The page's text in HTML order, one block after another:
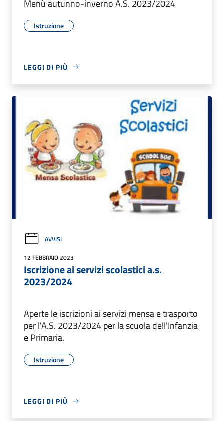
Menù autunno-inverno A.S. 2023/2024
Istruzione
LEGGI DI PIÙ
AVVISI
12 FEBBRAIO 2023
Iscrizione ai servizi scolastici a.s.
2023/2024
Aperte le iscrizioni ai servizi mensa e trasporto
per l'A.S. 2023/2024 per la scuola dell'Infanzia
e Primaria.
Istruzione
LEGGI DI PIÙ